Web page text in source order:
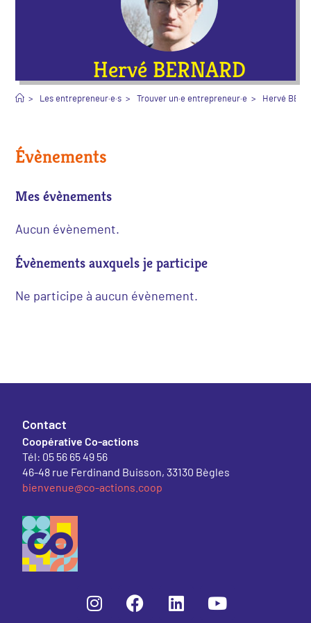
Hervé BERNARD
> Les entrepreneur·e·s > Trouver un·e entrepreneur·e > Hervé
Évènements
Mes évènements
Aucun évènement.
Évènements auxquels je participe
Ne participe à aucun évènement.
Contact
Coopérative Co-actions
Tél: 05 56 65 49 56
46-48 rue Ferdinand Buisson, 33130 Bègles
bienvenue@co-actions.coop